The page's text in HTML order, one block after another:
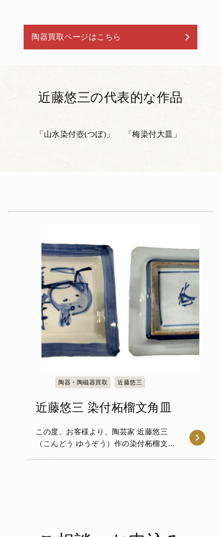
陶器買取ページはこちら
近藤悠三の代表的な作品
「山水染付壺(つぼ)」 「梅染付大皿」
陶器・陶磁器買取 近藤悠三
近藤悠三 染付柘榴文角皿
この度、お客様より、陶芸家 近藤悠三
（こんどう ゆうぞう）作の染付柘榴文角